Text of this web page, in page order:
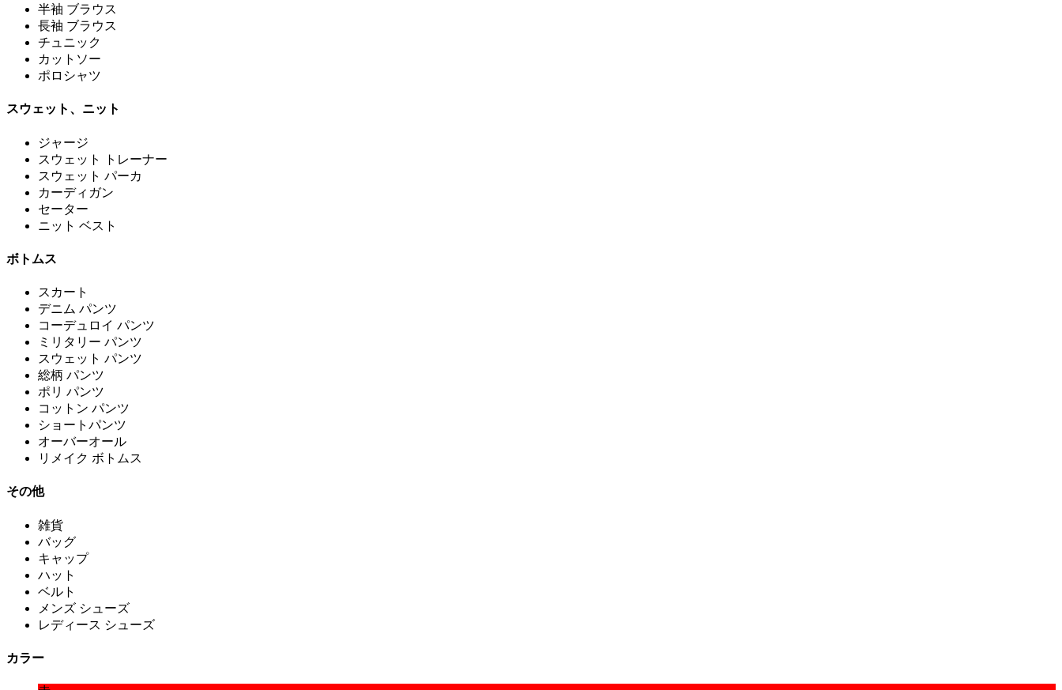
半袖 ブラウス
長袖 ブラウス
チュニック
カットソー
ポロシャツ
スウェット、ニット
ジャージ
スウェット トレーナー
スウェット パーカ
カーディガン
セーター
ニット ベスト
ボトムス
スカート
デニム パンツ
コーデュロイ パンツ
ミリタリー パンツ
スウェット パンツ
総柄 パンツ
ポリ パンツ
コットン パンツ
ショートパンツ
オーバーオール
リメイク ボトムス
その他
雑貨
バッグ
キャップ
ハット
ベルト
メンズ シューズ
レディース シューズ
カラー